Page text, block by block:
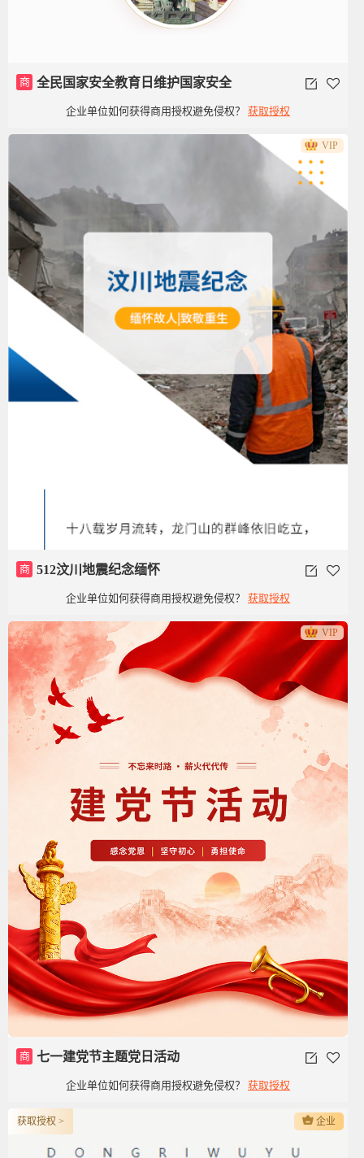
商 全民国家安全教育日维护国家安全
企业单位如何获得商用授权避免侵权？ 获取授权
VIP
商 512汶川地震纪念缅怀
企业单位如何获得商用授权避免侵权？ 获取授权
VIP
商 七一建党节主题党日活动
企业单位如何获得商用授权避免侵权？ 获取授权
获取授权 > 企业